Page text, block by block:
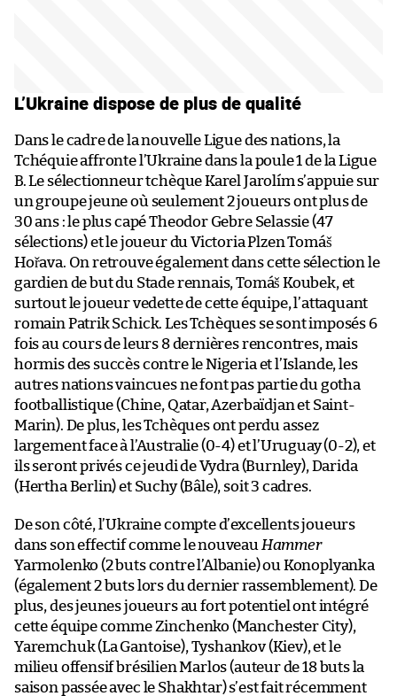
L’Ukraine dispose de plus de qualité
Dans le cadre de la nouvelle Ligue des nations, la
Tchéquie affronte l’Ukraine dans la poule 1 de la Ligue
B. Le sélectionneur tchèque Karel Jarolím s’appuie sur
un groupe jeune où seulement 2 joueurs ont plus de
30 ans : le plus capé Theodor Gebre Selassie (47
sélections) et le joueur du Victoria Plzen Tomáš
Hořava. On retrouve également dans cette sélection le
gardien de but du Stade rennais, Tomáš Koubek, et
surtout le joueur vedette de cette équipe, l’attaquant
romain Patrik Schick. Les Tchèques se sont imposés 6
fois au cours de leurs 8 dernières rencontres, mais
hormis des succès contre le Nigeria et l’Islande, les
autres nations vaincues ne font pas partie du gotha
footballistique (Chine, Qatar, Azerbaïdjan et Saint-
Marin). De plus, les Tchèques ont perdu assez
largement face à l’Australie (0-4) et l’Uruguay (0-2), et
ils seront privés ce jeudi de Vydra (Burnley), Darida
(Hertha Berlin) et Suchy (Bâle), soit 3 cadres.
De son côté, l’Ukraine compte d’excellents joueurs
dans son effectif comme le nouveau Hammer
Yarmolenko (2 buts contre l’Albanie) ou Konoplyanka
(également 2 buts lors du dernier rassemblement). De
plus, des jeunes joueurs au fort potentiel ont intégré
cette équipe comme Zinchenko (Manchester City),
Yaremchuk (La Gantoise), Tyshankov (Kiev), et le
milieu offensif brésilien Marlos (auteur de 18 buts la
saison passée avec le Shakhtar) s’est fait récemment